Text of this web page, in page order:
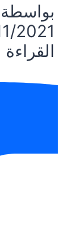
بواسطة
2021
القراءة